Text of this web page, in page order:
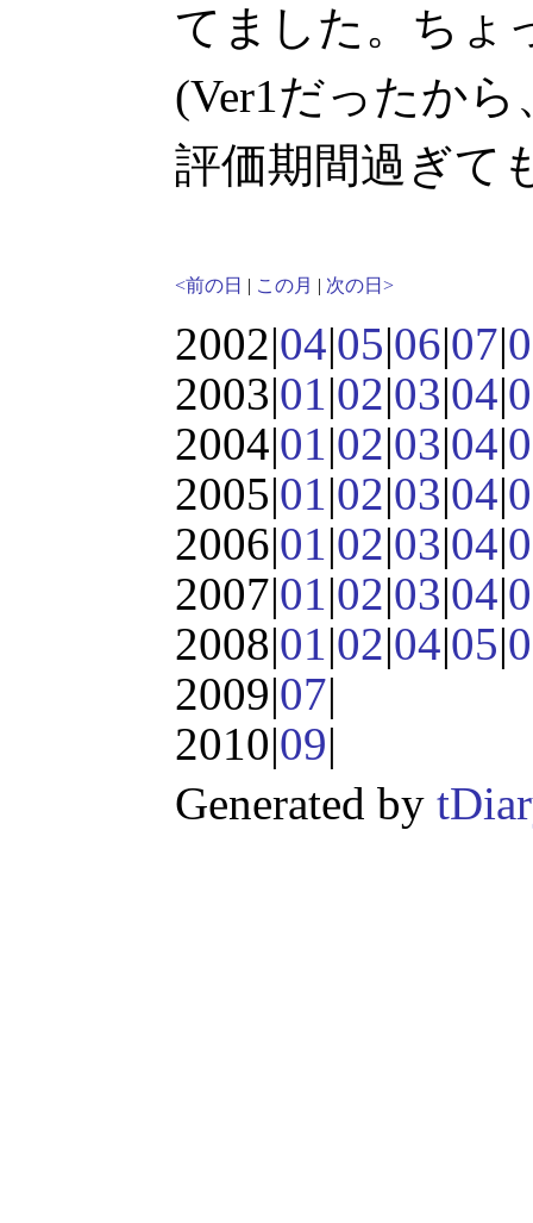
てました。ちょ
(Ver1だったか
評価期間過ぎて
<前の日 | この月 | 次の日>
2002|04|05|06|07|
2003|01|02|03|04|
2004|01|02|03|04|
2005|01|02|03|04|
2006|01|02|03|04|
2007|01|02|03|04|
2008|01|02|04|05|
2009|07|
2010|09|
Generated by